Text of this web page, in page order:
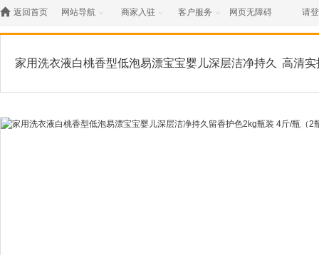
 返回首页 网站导航  商家入驻  客户服务  网页无障碍 请
家用洗衣液白桃香型低泡易漂宝宝婴儿深层洁净持久 高清实